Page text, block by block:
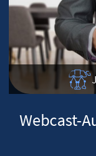
Webcast-